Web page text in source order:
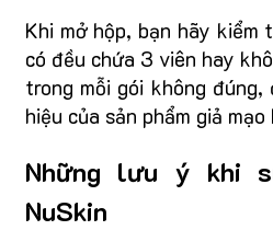
Khi mở hộp, bạn hãy
có đều chứa 3 viên hay
trong mỗi gói không
hiệu của sản phẩm giả
Những lưu ý khi
NuSkin